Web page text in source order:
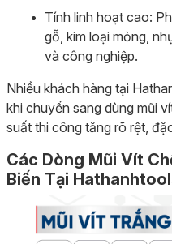
Tính linh hoạt cao:
gỗ, kim loại mỏng,
và công nghiệp.
Nhiều khách hàng tại
khi chuyển sang dùng mũi
suất thi công tăng rõ rệt,
Các Dòng Mũi Vít
Biến Tại